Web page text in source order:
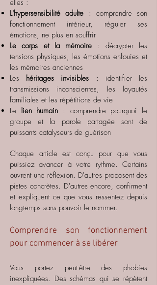
elles :
L'hypersensibilité adulte : comprendre son
fonctionnement intérieur, réguler ses
émotions, ne plus en souffrir
Le corps et la mémoire : décrypter les
tensions physiques, les émotions enfouies et
les mémoires anciennes
Les héritages invisibles : identifier les
transmissions inconscientes, les loyautés
familiales et les répétitions de vie
Le lien humain : comprendre pourquoi le
groupe et la parole partagée sont de
puissants catalyseurs de guérison
Chaque article est conçu pour que vous
puissiez avancer à votre rythme. Certains
ouvrent une réflexion. D'autres proposent des
pistes concrètes. D'autres encore, confirment
et expliquent ce que vous ressentez depuis
longtemps sans pouvoir le nommer.
Comprendre son fonctionnement
pour commencer à se libérer
Vous portez peut-être des phobies
inexpliquées. Des schémas qui se répètent